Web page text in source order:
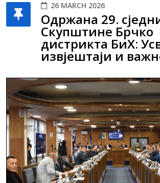
26 MARCH 2026
Одржана 29.
Скупштине Брчко
дистрикта БиХ:
извјештаји и